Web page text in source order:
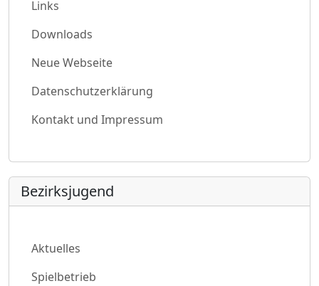
Links
Downloads
Neue Webseite
Datenschutzerklärung
Kontakt und Impressum
Bezirksjugend
Aktuelles
Spielbetrieb